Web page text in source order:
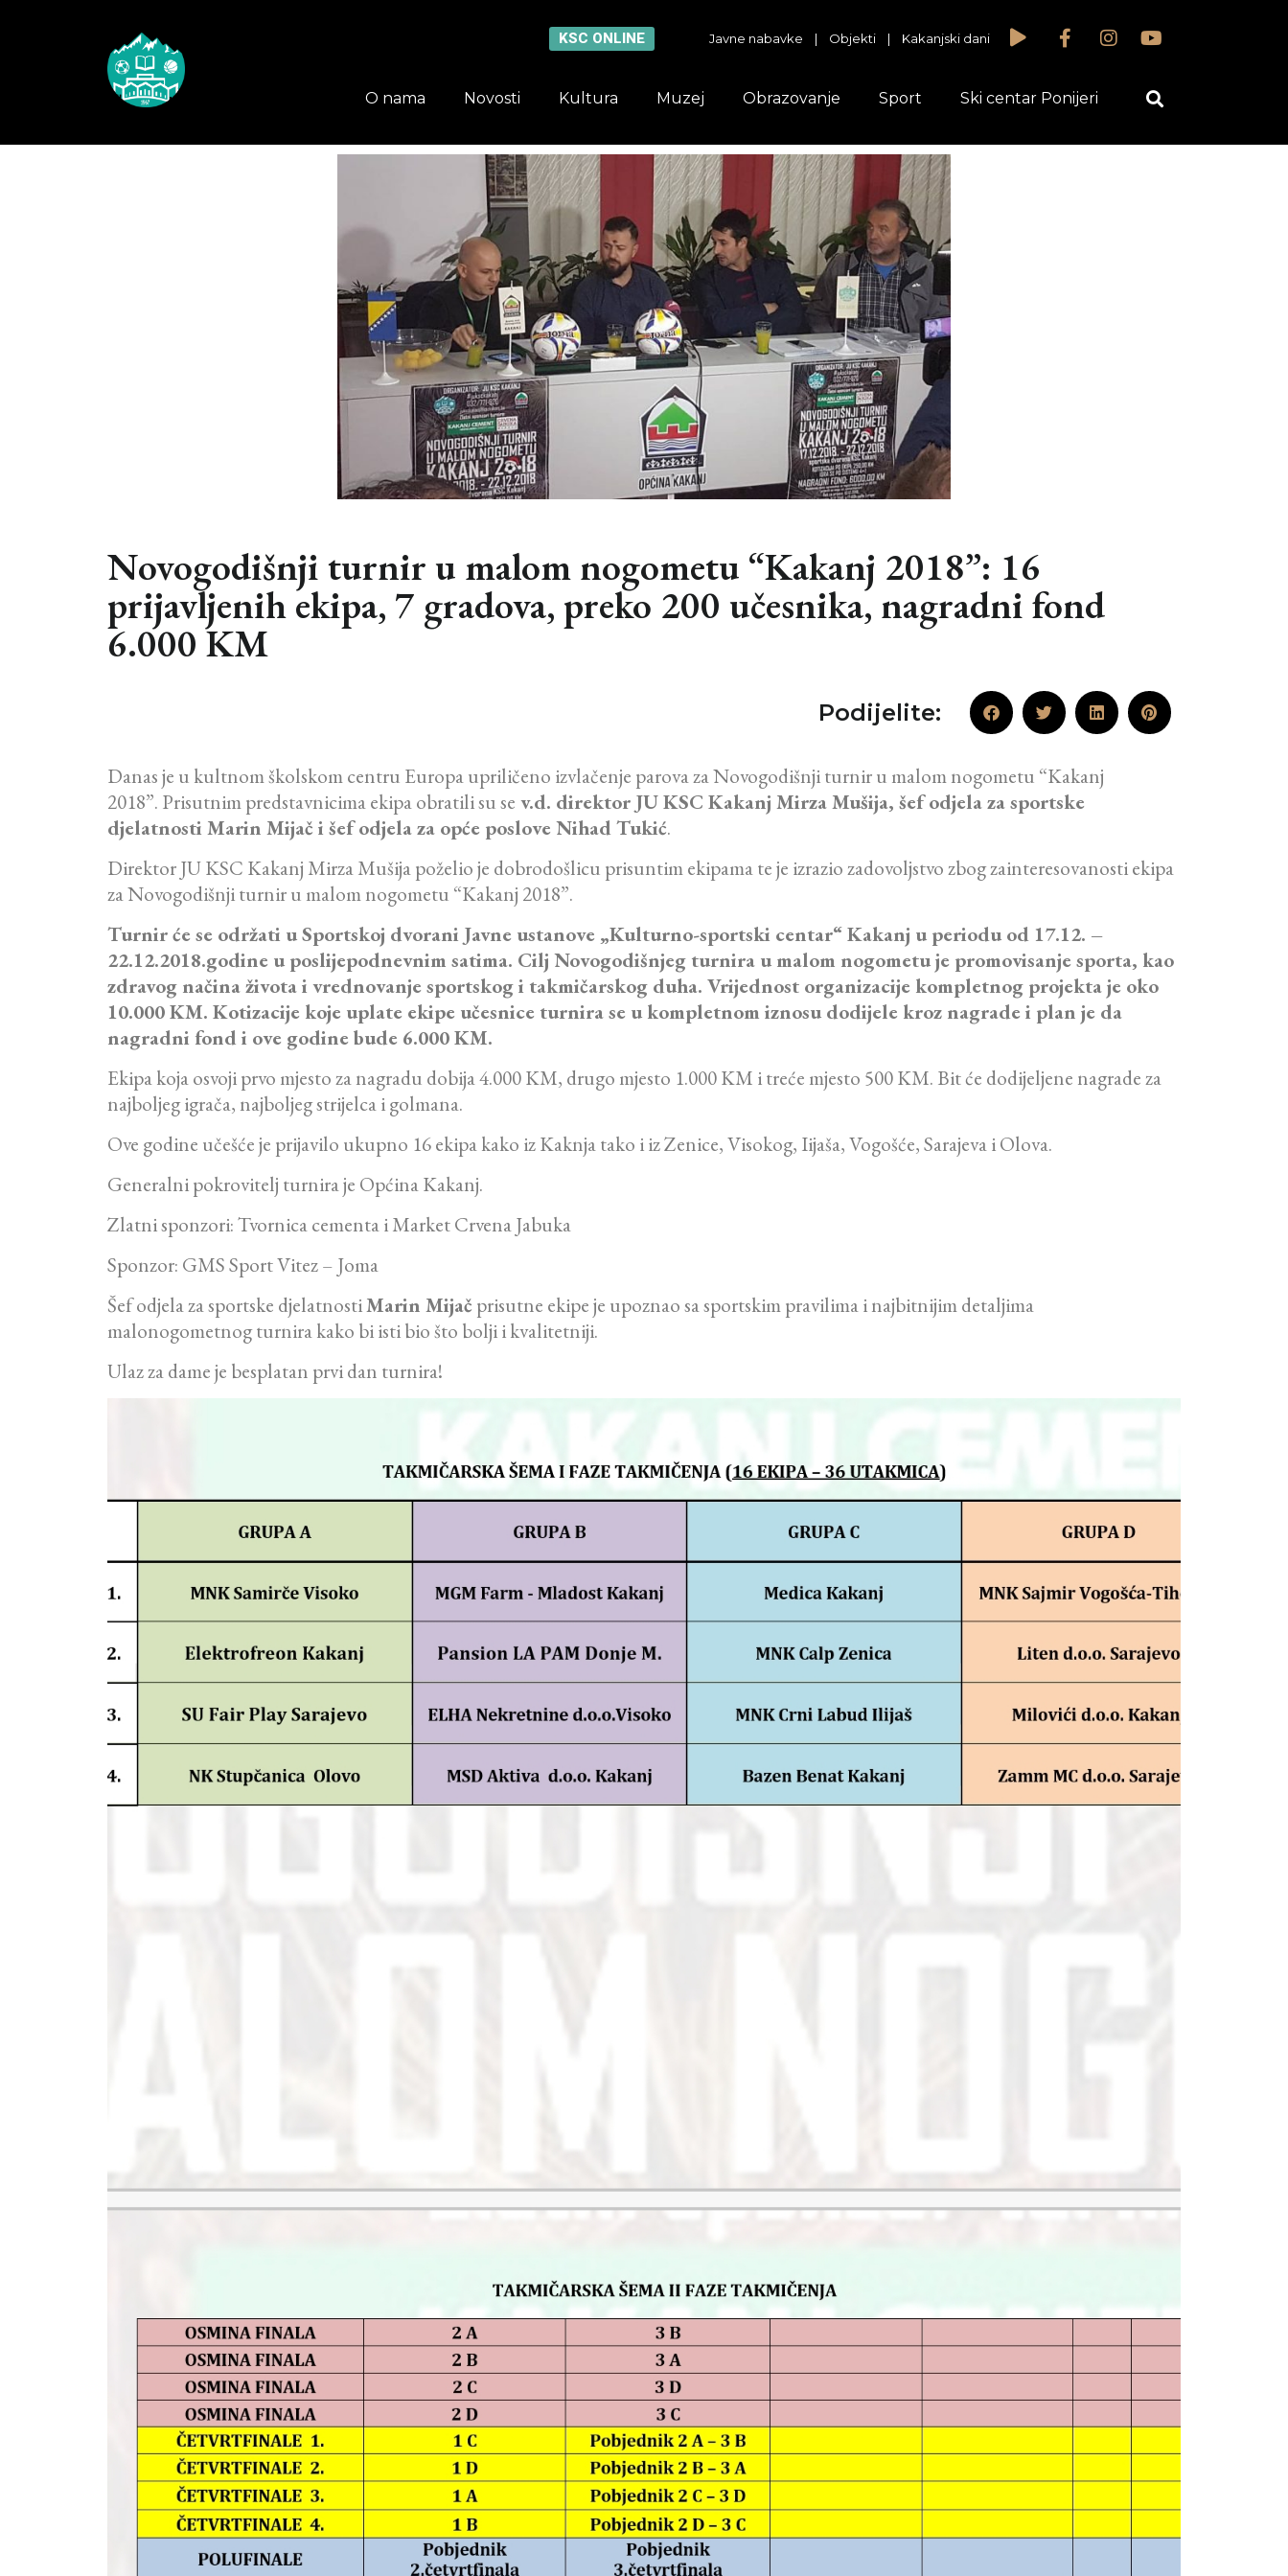
KSC ONLINE Javne nabavke | Objekti | Kakanjski dani
O nama Novosti Kultura Muzej Obrazovanje Sport Ski centar Ponijeri
Novogodišnji turnir u malom nogometu “Kakanj 2018”: 16
prijavljenih ekipa, 7 gradova, preko 200 učesnika, nagradni fond
6.000 KM
Podijelite:
Danas je u kultnom školskom centru Europa upriličeno izvlačenje parova za Novogodišnji turnir u malom nogometu “Kakanj
2018”. Prisutnim predstavnicima ekipa obratili su se v.d. direktor JU KSC Kakanj Mirza Mušija, šef odjela za sportske
djelatnosti Marin Mijač i šef odjela za opće poslove Nihad Tukić.
Direktor JU KSC Kakanj Mirza Mušija poželio je dobrodošlicu prisuntim ekipama te je izrazio zadovoljstvo zbog zainteresovanosti ekipa
za Novogodišnji turnir u malom nogometu “Kakanj 2018”.
Turnir će se održati u Sportskoj dvorani Javne ustanove „Kulturno-sportski centar“ Kakanj u periodu od 17.12. –
22.12.2018.godine u poslijepodnevnim satima. Cilj Novogodišnjeg turnira u malom nogometu je promovisanje sporta, kao
zdravog načina života i vrednovanje sportskog i takmičarskog duha. Vrijednost organizacije kompletnog projekta je oko
10.000 KM. Kotizacije koje uplate ekipe učesnice turnira se u kompletnom iznosu dodijele kroz nagrade i plan je da
nagradni fond i ove godine bude 6.000 KM.
Ekipa koja osvoji prvo mjesto za nagradu dobija 4.000 KM, drugo mjesto 1.000 KM i treće mjesto 500 KM. Bit će dodijeljene nagrade za
najboljeg igrača, najboljeg strijelca i golmana.
Ove godine učešće je prijavilo ukupno 16 ekipa kako iz Kaknja tako i iz Zenice, Visokog, Iijaša, Vogošće, Sarajeva i Olova.
Generalni pokrovitelj turnira je Općina Kakanj.
Zlatni sponzori: Tvornica cementa i Market Crvena Jabuka
Sponzor: GMS Sport Vitez – Joma
Šef odjela za sportske djelatnostiMarin Mijač prisutne ekipe je upoznao sa sportskim pravilima i najbitnijim detaljima
malonogometnog turnira kako bi isti bio što bolji i kvalitetniji.
Ulaz za dame je besplatan prvi dan turnira!